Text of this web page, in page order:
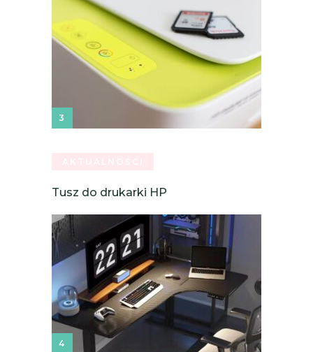
Tusz do drukarki HP